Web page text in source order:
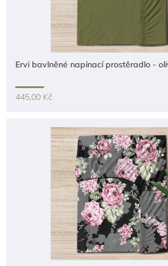
Ervi bavlněné napínací prostěradlo -
445,00 Kč